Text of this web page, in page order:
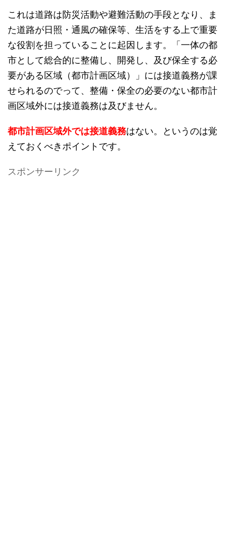
これは道路は防災活動や避難活動の手段となり、ま
た道路が日照・通風の確保等、生活をする上で重要
な役割を担っていることに起因します。「一体の都
市として総合的に整備し、開発し、及び保全する必
要がある区域（都市計画区域）」には接道義務が課
せられるのでって、整備・保全の必要のない都市計
画区域外には接道義務は及びません。
都市計画区域外では接道義務はない。というのは覚
えておくべきポイントです。
スポンサーリンク